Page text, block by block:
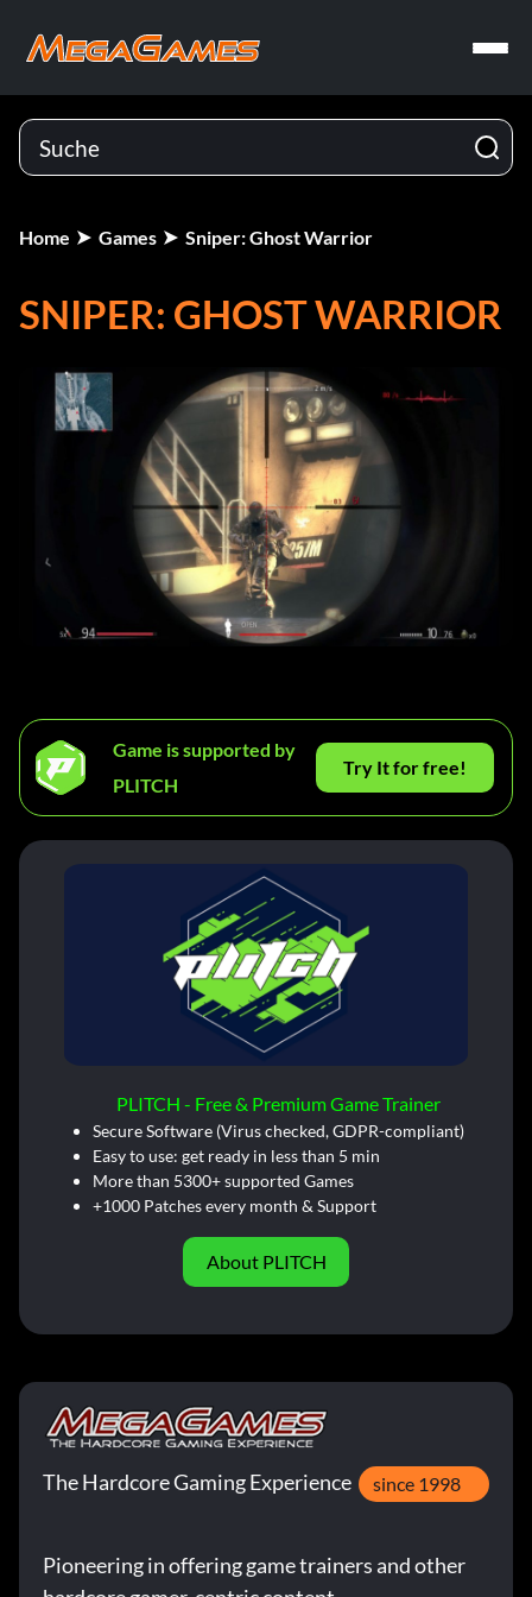
Home Games Sniper: Ghost Warrior
SNIPER: GHOST WARRIOR
Game is supported by
PLITCH
Try It for free!
PLITCH - Free & Premium Game Trainer
Secure Software (Virus checked, GDPR-compliant)
Easy to use: get ready in less than 5 min
More than 5300+ supported Games
+1000 Patches every month & Support
About PLITCH
The Hardcore Gaming Experience since 1998
Pioneering in offering game trainers and other